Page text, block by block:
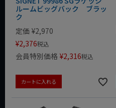
ルームビッグバック ブラッ
ク
定価 ¥2,970
¥2,376税込
会員特別価格 ¥2,316税込
カートに入れる